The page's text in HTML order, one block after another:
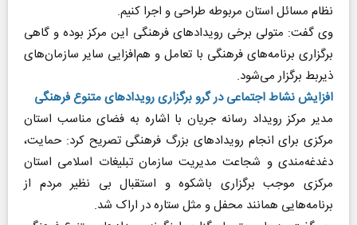
نظام مسائل استان مربوطه طراحی و اجرا کنیم.
وی گفت: متولی برخی رویداد‌های فرهنگی این مرکز بوده و گاهی
برگزاری برنامه‌های فرهنگی با تعامل و هم‌افزایی سایر سازمان‌های
ذیربط برگزار می‌شود.
افزایش نشاط اجتماعی در گرو برگزاری رویداد‌های متنوع فرهنگی
مدیر مرکز رویداد رسانه جریان با اشاره به فضای مناسب استان
مرکزی برای انجام رویداد‌های بزرگ فرهنگی تصریح کرد: حمایت،
دغدغه‌مندی و شجاعت مدیریت سازمان تبلیغات اسلامی استان
مرکزی موجب برگزاری باشکوه و استقبال بی نظیر مردم از
برنامه‌هایی همانند محفل و مثل ستاره در اراک شد.